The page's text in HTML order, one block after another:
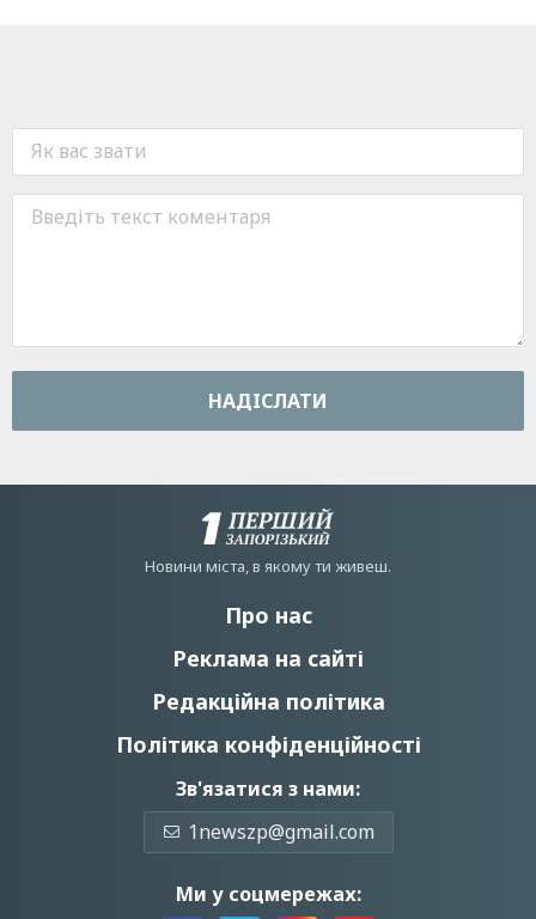
НАДIСЛАТИ
Новини мiста, в якому ти живеш.
Про нас
Реклама на сайті
Редакційна політика
Політика конфіденційності
Зв'язатися з нами:
1newszp@gmail.com
Ми у соцмережах: